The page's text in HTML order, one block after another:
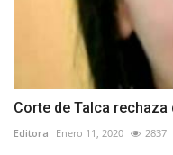
Corte de Talca
Editora Enero 11, 2020 2837